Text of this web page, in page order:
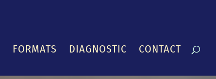
FORMATS DIAGNOSTIC CONTACT